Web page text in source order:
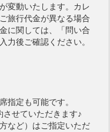
変動いたします。カレ
旅行代金が異なる場合
に関しては、「問い合
力後ご確認ください。
指定も可能です。
せていただきます♪
など）はご指定いただ